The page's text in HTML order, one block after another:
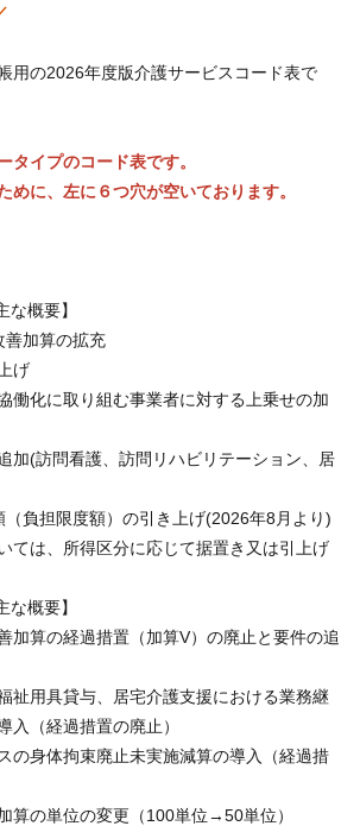
用の2026年度版介護サービスコード表で
イプのコード表です。
めに、左に６つ穴が空いております。
な概要】
加算の拡充
げ
化に取り組む事業者に対する上乗せの加
(訪問看護、訪問リハビリテーション、居
負担限度額）の引き上げ(2026年8月より)
は、所得区分に応じて据置き又は引上げ
な概要】
加算の経過措置（加算V）の廃止と要件の追
祉用具貸与、居宅介護支援における業務継
入（経過措置の廃止）
の身体拘束廃止未実施減算の導入（経過措
算の単位の変更（100単位→50単位）